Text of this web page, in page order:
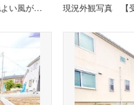
【感性を解き放つ場所】心地よい風が吹き抜け、緑の香りが鼻をくすぐる。自分らしく、自由な時間が流れる家。移ろう四季をインテリアの一部にしながら、心ゆくまで「住まう喜び」を堪能する。 現況外観写真